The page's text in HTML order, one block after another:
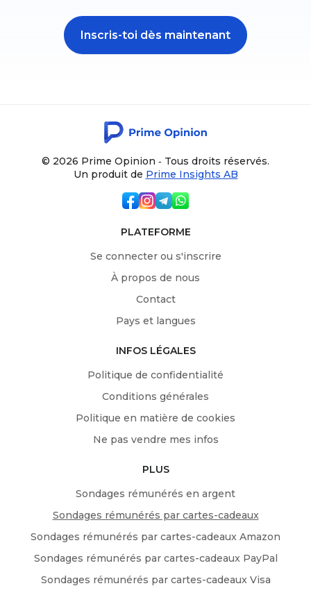
Inscris-toi dès maintenant
© 2026 Prime Opinion ‐ Tous droits réservés.
Un produit de Prime Insights AB
PLATEFORME
Se connecter ou s'inscrire
À propos de nous
Contact
Pays et langues
INFOS LÉGALES
Politique de confidentialité
Conditions générales
Politique en matière de cookies
Ne pas vendre mes infos
PLUS
Sondages rémunérés en argent
Sondages rémunérés par cartes-cadeaux
Sondages rémunérés par cartes-cadeaux Amazon
Sondages rémunérés par cartes-cadeaux PayPal
Sondages rémunérés par cartes-cadeaux Visa